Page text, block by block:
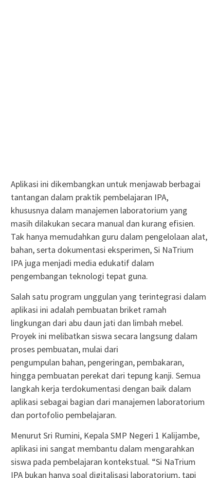
Aplikasi ini dikembangkan untuk menjawab berbagai
tantangan dalam praktik pembelajaran IPA,
khususnya dalam manajemen laboratorium yang
masih dilakukan secara manual dan kurang efisien.
Tak hanya memudahkan guru dalam pengelolaan alat,
bahan, serta dokumentasi eksperimen, Si NaTrium
IPA juga menjadi media edukatif dalam
pengembangan teknologi tepat guna.
Salah satu program unggulan yang terintegrasi dalam
aplikasi ini adalah pembuatan briket ramah
lingkungan dari abu daun jati dan limbah mebel.
Proyek ini melibatkan siswa secara langsung dalam
proses pembuatan, mulai dari
pengumpulan bahan, pengeringan, pembakaran,
hingga pembuatan perekat dari tepung kanji. Semua
langkah kerja terdokumentasi dengan baik dalam
aplikasi sebagai bagian dari manajemen laboratorium
dan portofolio pembelajaran.
Menurut Sri Rumini, Kepala SMP Negeri 1 Kalijambe,
aplikasi ini sangat membantu dalam mengarahkan
siswa pada pembelajaran kontekstual. “Si NaTrium
IPA bukan hanya soal digitalisasi laboratorium, tapi